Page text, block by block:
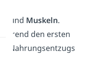
und Muskeln.
den ersten
Nahrungsentzugs